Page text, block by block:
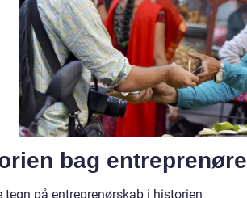
bag
tegn på entreprenørskab i historien